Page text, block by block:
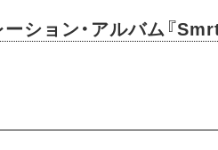
ション・アルバム『